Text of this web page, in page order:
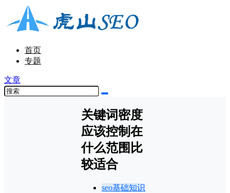
首页
专题
文章
关键词密度
应该控制在
什么范围比
较适合
seo基础知识